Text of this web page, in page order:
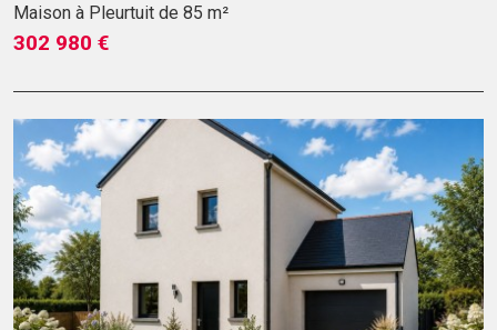
Maison à Pleurtuit de 85 m²
302 980 €